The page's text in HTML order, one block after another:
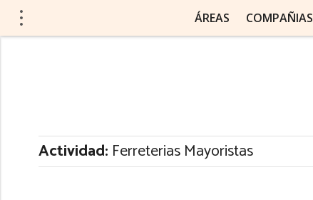
ÁREAS COMPAÑIAS
Actividad: Ferreterias Mayoristas